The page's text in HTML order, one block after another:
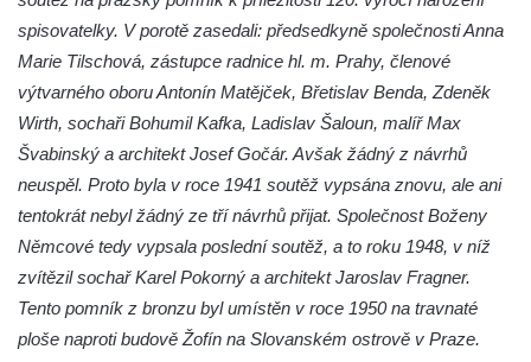
Socha Orel v ZOO Hluboká
Socha Vydry si hrají v ZOO Hluboká
Socha Přátelství v ZOO Hluboká
Socha Matka příroda v ZOO Hluboká
Socha Lišky v ZOO Hluboká
Socha Kudlanka v ZOO Hluboká
Socha Vlčice s mládětem v ZOO Hluboká
Socha Rys číhající na srnu v ZOO Hluboká
Socha Orlice v ZOO Hluboká
Socha Tygr v ZOO Hluboká
spisovatelky. V porotě zasedali: předsedkyně společnosti Anna
Marie Tilschová, zástupce radnice hl. m. Prahy, členové
výtvarného oboru Antonín Matějček, Břetislav Benda, Zdeněk
Wirth, sochaři Bohumil Kafka, Ladislav Šaloun, malíř Max
Švabinský a architekt Josef Gočár. Avšak žádný z návrhů
neuspěl. Proto byla v roce 1941 soutěž vypsána znovu, ale ani
tentokrát nebyl žádný ze tří návrhů přijat. Společnost Boženy
Němcové tedy vypsala poslední soutěž, a to roku 1948, v níž
zvítězil sochař Karel Pokorný a architekt Jaroslav Fragner.
Tento pomník z bronzu byl umístěn v roce 1950 na travnaté
ploše naproti budově Žofín na Slovanském ostrově v Praze.